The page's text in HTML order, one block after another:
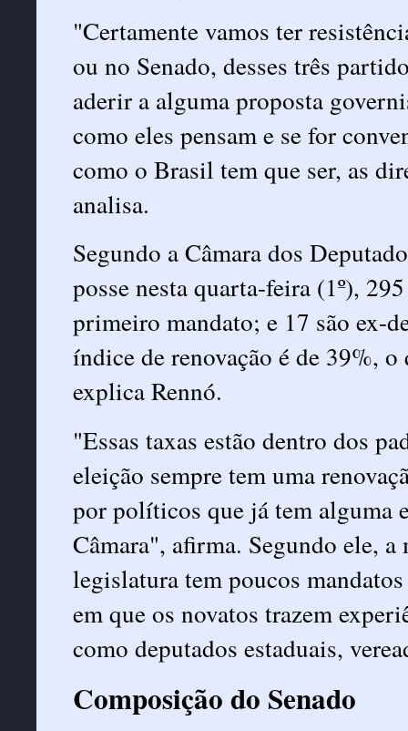
"Certamente vamos ter
ou no Senado, desses três
aderir a alguma proposta
como eles pensam e se for
como o Brasil tem que ser, as
analisa.
Segundo a Câmara dos
posse nesta quarta-feira (1º),
primeiro mandato; e 17 são ex-
índice de renovação é de 39%,
explica Rennó.
"Essas taxas estão dentro dos
eleição sempre tem uma
por políticos que já tem alguma
Câmara", afirma. Segundo ele,
legislatura tem poucos
em que os novatos trazem
como deputados estaduais,
Composição do Senado